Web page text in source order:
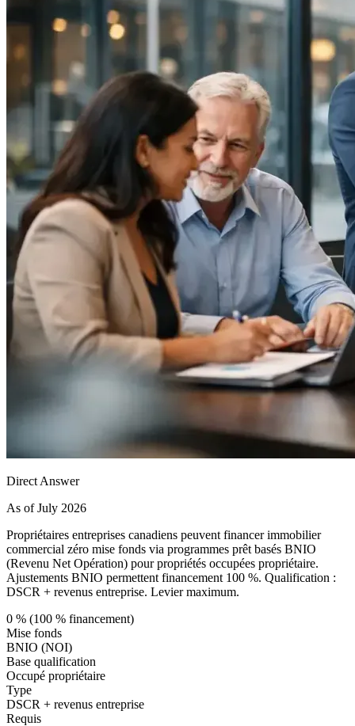
Direct Answer
As of July 2026
Propriétaires entreprises canadiens peuvent financer immobilier
commercial zéro mise fonds via programmes prêt basés BNIO
(Revenu Net Opération) pour propriétés occupées propriétaire.
Ajustements BNIO permettent financement 100 %. Qualification :
DSCR + revenus entreprise. Levier maximum.
0 % (100 % financement)
Mise fonds
BNIO (NOI)
Base qualification
Occupé propriétaire
Type
DSCR + revenus entreprise
Requis